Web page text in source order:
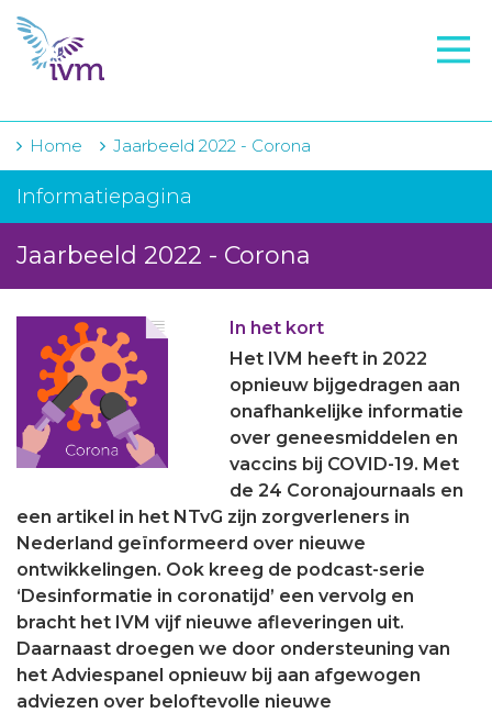
VMI
FTO voorbereiding
IVM-academie
Zorginstellingen
Over IVM
Actueel
Contact
Winkelwagentje
Aanmelden nieuwsbrief
Inloggen
Toegang leeromgeving
Home Jaarbeeld 2022 - Corona
Informatiepagina
Jaarbeeld 2022 - Corona
In het kort
Het IVM heeft in 2022
opnieuw bijgedragen aan
onafhankelijke informatie
over geneesmiddelen en
vaccins bij COVID-19. Met
de 24 Coronajournaals en
een artikel in het NTvG zijn zorgverleners in
Nederland geïnformeerd over nieuwe
ontwikkelingen. Ook kreeg de podcast-serie
‘Desinformatie in coronatijd’ een vervolg en
bracht het IVM vijf nieuwe afleveringen uit.
Daarnaast droegen we door ondersteuning van
het Adviespanel opnieuw bij aan afgewogen
adviezen over beloftevolle nieuwe